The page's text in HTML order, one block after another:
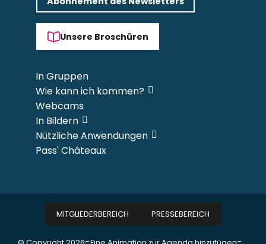
Unsere Broschüren
In Gruppen
Wie kann ich kommen?
Webcams
In Bildern
Nützliche Anwendungen
Pass' Châteaux
MITGLIEDERBEREICH PRESSEBEREICH